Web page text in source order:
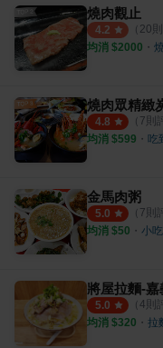
燒肉觀止
4.2 （ 20
均消 $2000 ・
燒肉眾精緻
4.8 （ 7則
均消 $599 ・ 吃
金馬肉粥
5.0 （ 7則
均消 $50 ・ 小吃
將屋拉麵-嘉
5.0 （ 4則
均消 $320 ・ 拉